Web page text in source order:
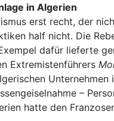
in Algerien
erst recht, der
half nicht. Die
dafür lieferte
Extremistenführers
–
hatte den